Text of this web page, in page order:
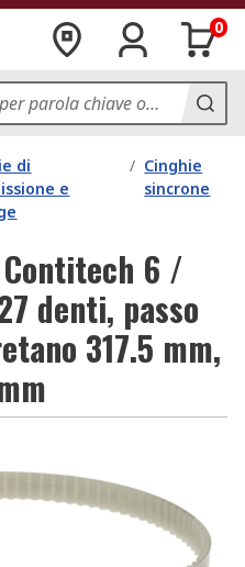
0
di
e
/ Cinghie
sincrone
6 /
denti, passo
317.5 mm,